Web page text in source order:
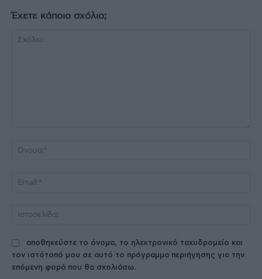
Έχετε κάποιο σχόλιο;
αποθηκεύστε το όνομα, το ηλεκτρονικό ταχυδρομείο και
τον ιστότοπό μου σε αυτό το πρόγραμμα περιήγησης για την
επόμενη φορά που θα σχολιάσω.